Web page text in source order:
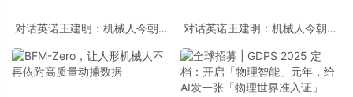
对话英诺王建明：机械人今朝面
2025
对话英诺王建明：机械人今朝面
2025